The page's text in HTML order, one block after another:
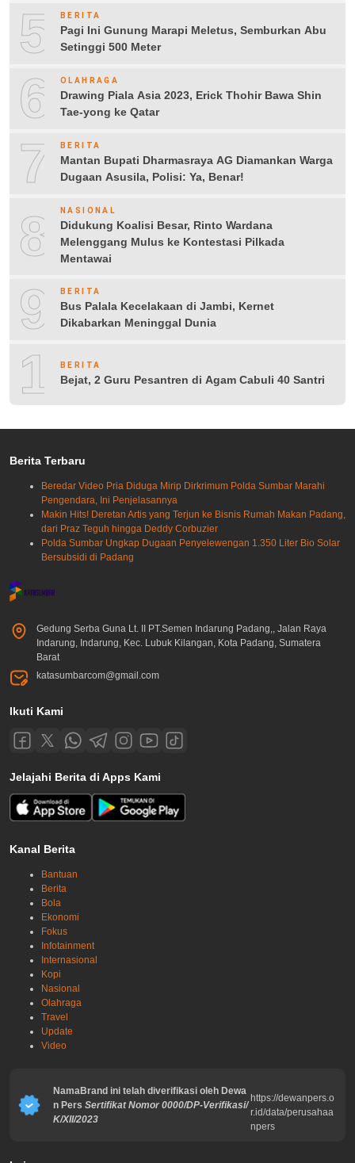
5 BERITA
Pagi Ini Gunung Marapi Meletus, Semburkan Abu
Setinggi 500 Meter
6 OLAHRAGA
Drawing Piala Asia 2023, Erick Thohir Bawa Shin
Tae-yong ke Qatar
7 BERITA
Mantan Bupati Dharmasraya AG Diamankan Warga
Dugaan Asusila, Polisi: Ya, Benar!
8 NASIONAL
Didukung Koalisi Besar, Rinto Wardana
Melenggang Mulus ke Kontestasi Pilkada
Mentawai
9 BERITA
Bus Palala Kecelakaan di Jambi, Kernet
Dikabarkan Meninggal Dunia
10BERITA
Bejat, 2 Guru Pesantren di Agam Cabuli 40 Santri
Berita Terbaru
Beredar Video Pria Diduga Mirip Dirkrimum Polda Sumbar Marahi
Pengendara, Ini Penjelasannya
Makin Hits! Deretan Artis yang Terjun ke Bisnis Rumah Makan Padang,
dari Praz Teguh hingga Deddy Corbuzier
Polda Sumbar Ungkap Dugaan Penyelewengan 1.350 Liter Bio Solar
Bersubsidi di Padang
Gedung Serba Guna Lt. II PT.Semen Indarung Padang,, Jalan Raya
Indarung, Indarung, Kec. Lubuk Kilangan, Kota Padang, Sumatera
Barat
katasumbarcom@gmail.com
Ikuti Kami
Jelajahi Berita di Apps Kami
Kanal Berita
Bantuan
Berita
Bola
Ekonomi
Fokus
Infotainment
Internasional
Kopi
Nasional
Olahraga
Travel
Update
Video
NamaBrand ini telah diverifikasi oleh Dewa
n Pers Sertifikat Nomor 0000/DP-Verifikasi/
K/XII/2023
https://dewanpers.o
r.id/data/perusahaa
npers